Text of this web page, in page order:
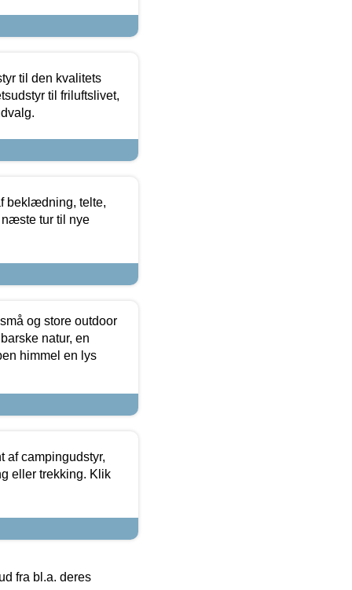
til den kvalitets
til friluftslivet,
beklædning, telte,
tur til nye
og store outdoor
natur, en
himmel en lys
af campingudstyr,
eller trekking. Klik
fra bl.a. deres